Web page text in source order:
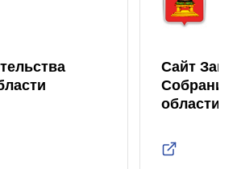
Сайт
Собрания
области